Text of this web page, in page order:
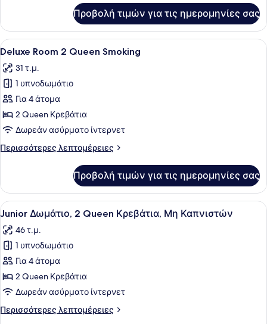
Room
King
Προβολή τιμών για τις ημερομηνίες σας
Προβολή
όλων
των
φωτογραφιών
για
Deluxe
Room
2
Queen
Ένα δωμάτιο ξενοδοχείου με δύο
6
Deluxe Room 2 Queen Smoking
31 τ.μ.
1 υπνοδωμάτιο
Για 4 άτομα
2 Queen Κρεβάτια
Δωρεάν ασύρματο ίντερνετ
Περισσότερες λεπτομέρειες
Περισσότερες
Room
Queen
Προβολή τιμών για τις ημερομηνίες σας
Προβολή
όλων
των
φωτογραφιών
για
Junior
Δωμάτιο,
2
Queen
Ένα δωμάτιο ξενοδοχείου με δύο
6
Junior Δωμάτιο, 2 Queen Κρεβάτια, Μη Καπνιστών
46 τ.μ.
1 υπνοδωμάτιο
Για 4 άτομα
2 Queen Κρεβάτια
Δωρεάν ασύρματο ίντερνετ
Περισσότερες λεπτομέρειες
Περισσότερες